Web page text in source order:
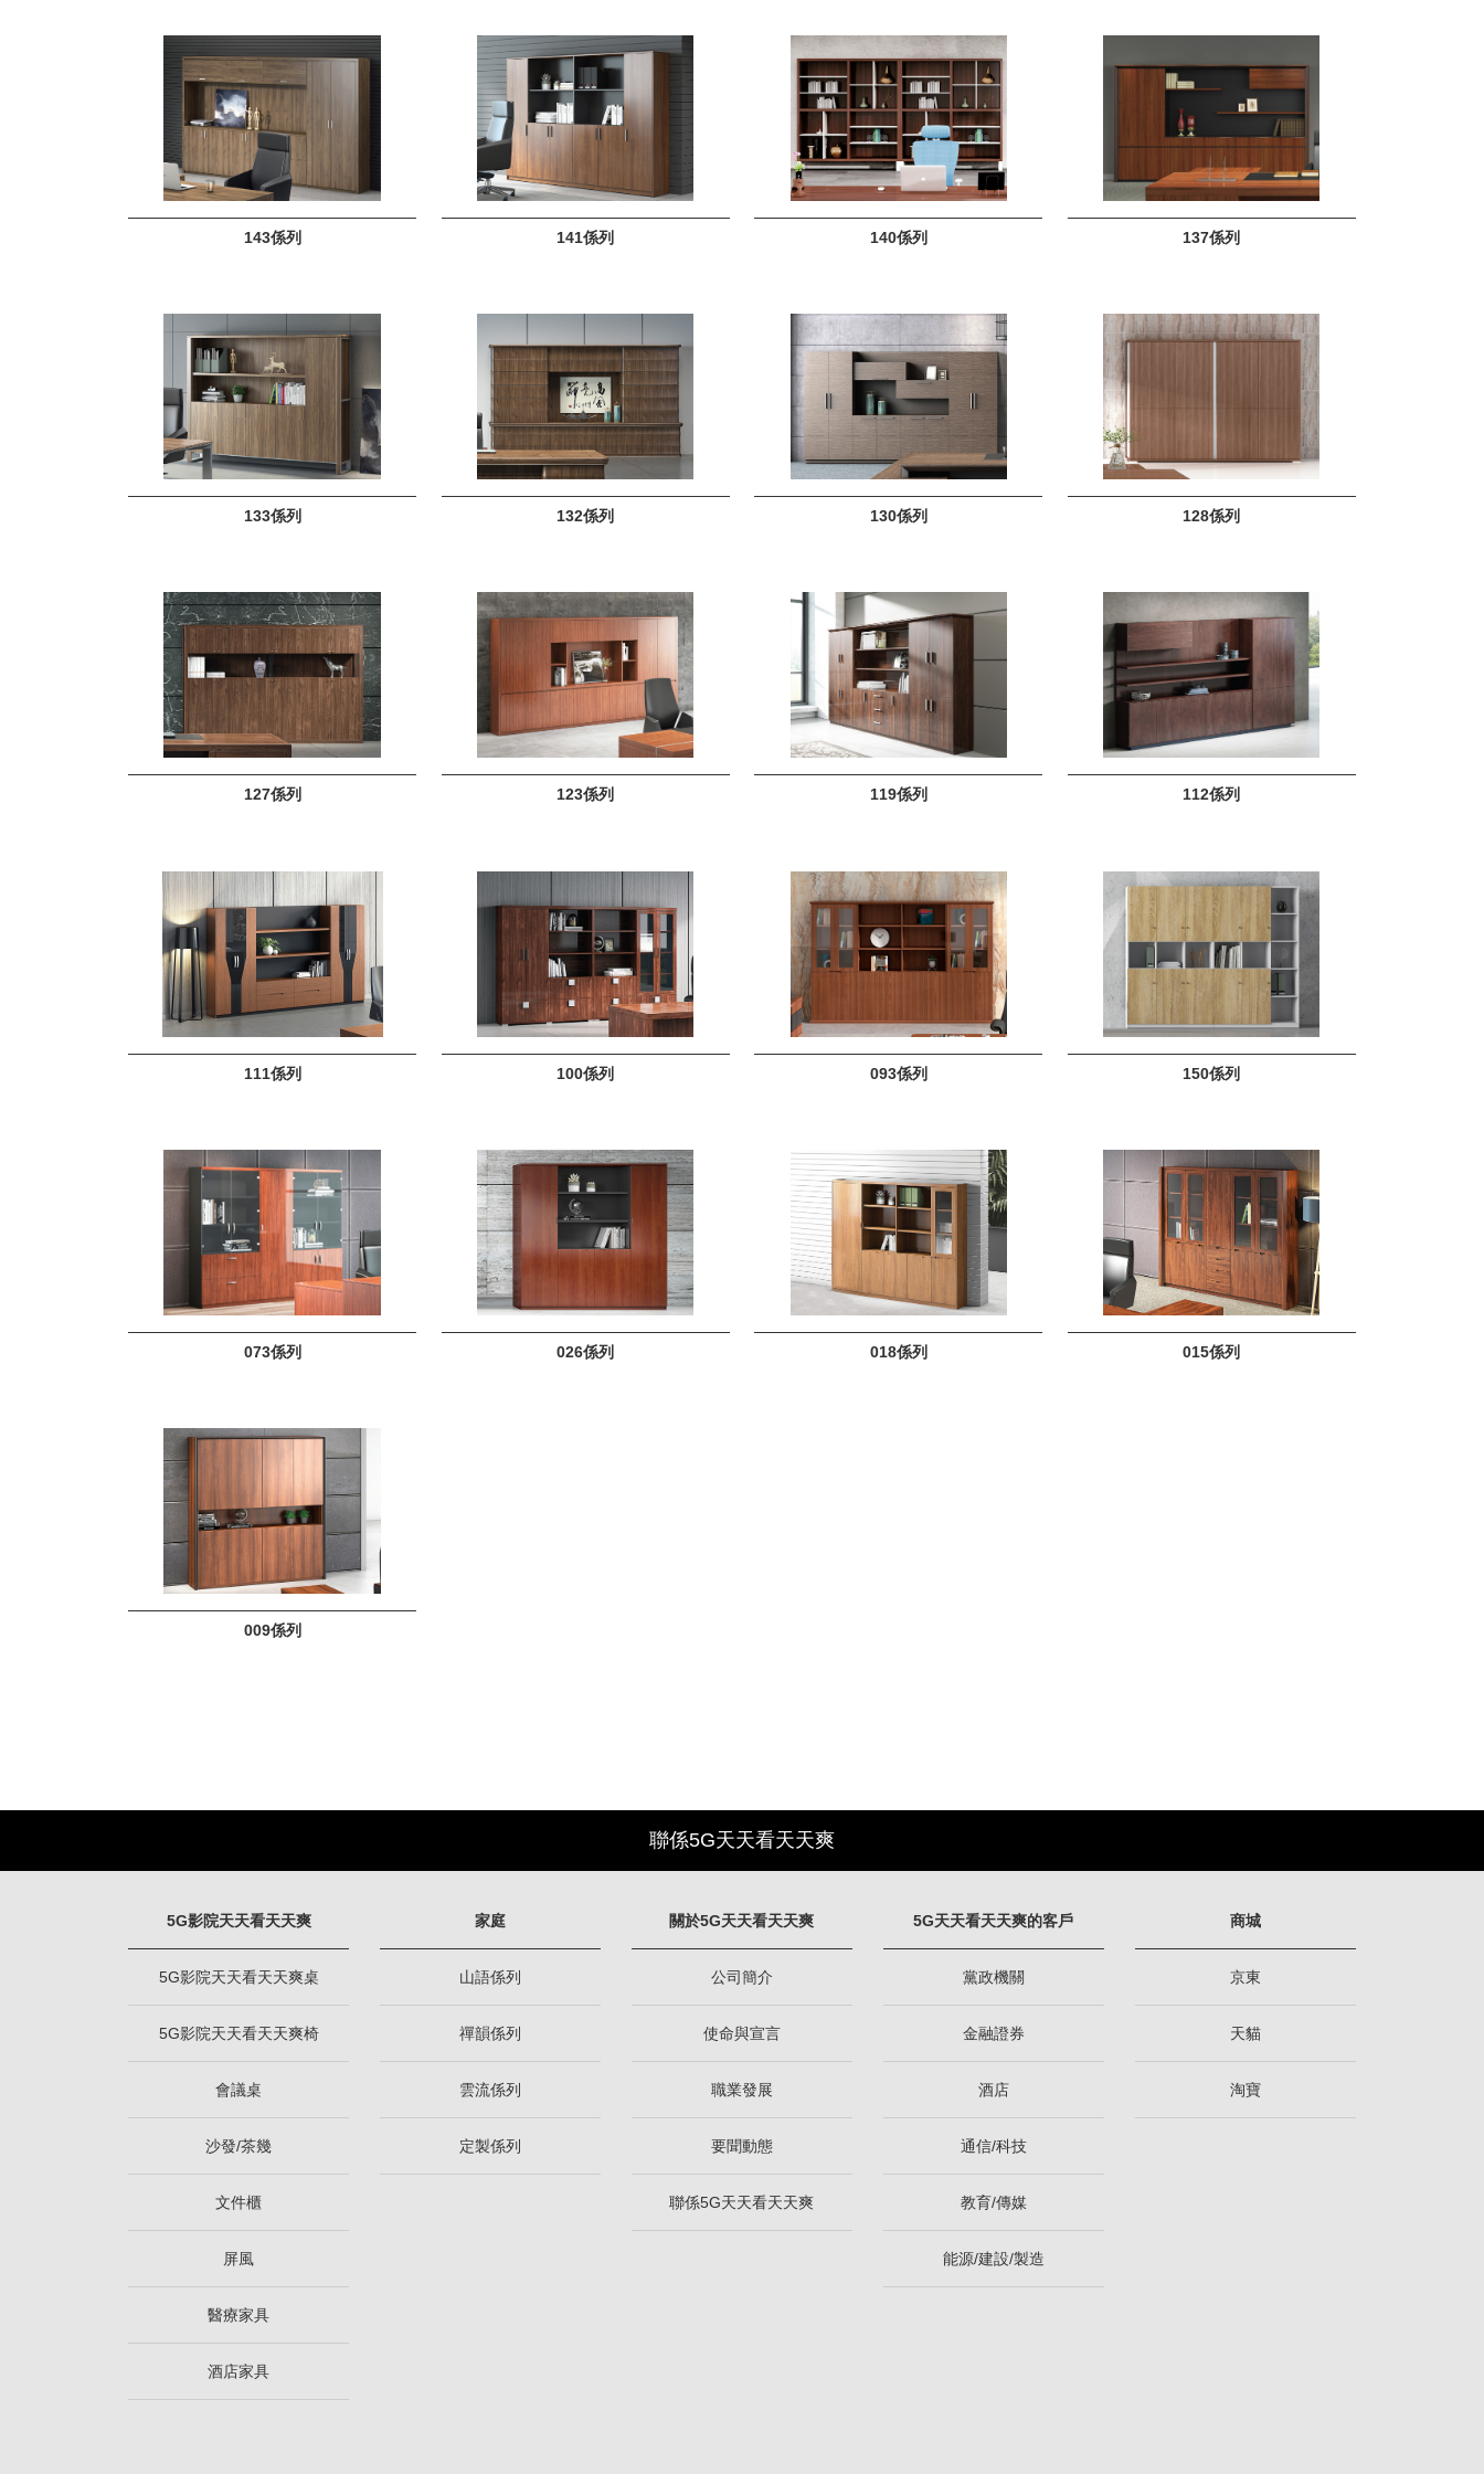
143係列 141係列 140係列 137係列
133係列 132係列 130係列 128係列
127係列 123係列 119係列 112係列
111係列 100係列 093係列 150係列
073係列 026係列 018係列 015係列
009係列
聯係5G天天看天天爽
5G影院天天看天天爽
5G影院天天看天天爽桌
5G影院天天看天天爽椅
會議桌
沙發/茶幾
文件櫃
屏風
醫療家具
酒店家具
家庭
山語係列
禪韻係列
雲流係列
定製係列
關於5G天天看天天爽
公司簡介
使命與宣言
職業發展
要聞動態
聯係5G天天看天天爽
5G天天看天天爽的客戶
黨政機關
金融證券
酒店
通信/科技
教育/傳媒
能源/建設/製造
商城
京東
天貓
淘寶